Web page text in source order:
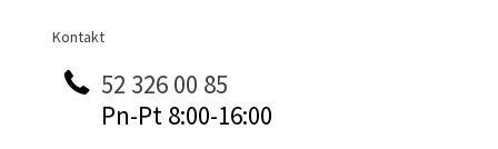
Kontakt
Kontakt
52 326 00 85
Pn-Pt 8:00-16:00